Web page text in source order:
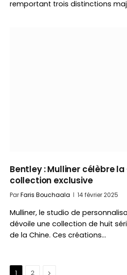
remportant trois distinctions
Bentley : Mulliner célèbre
collection exclusive
ParFaris Bouchaala 14 février 2025
Mulliner, le studio de
dévoile une collection de huit
de la Chine. Ces créations…
1 2 Suivant